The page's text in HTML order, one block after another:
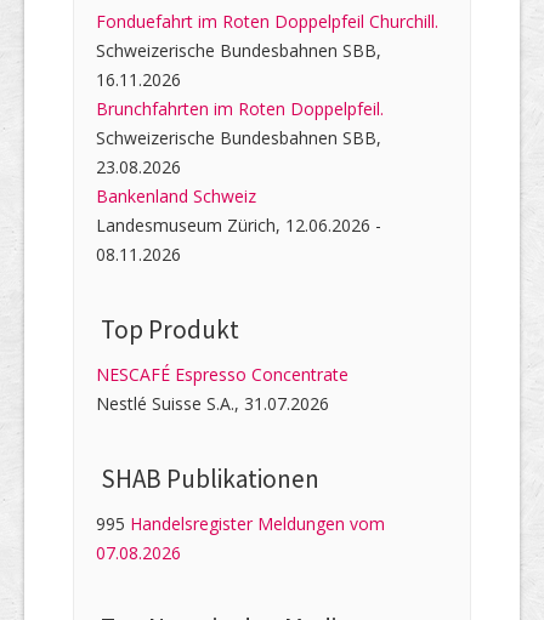
Fonduefahrt im Roten Doppelpfeil Churchill.
Schweizerische Bundesbahnen SBB,
16.11.2026
Brunchfahrten im Roten Doppelpfeil.
Schweizerische Bundesbahnen SBB,
23.08.2026
Bankenland Schweiz
Landesmuseum Zürich, 12.06.2026 -
08.11.2026
Top Produkt
NESCAFÉ Espresso Concentrate
Nestlé Suisse S.A., 31.07.2026
SHAB Publi­kati­onen
995 Handelsregister Meldungen vom
07.08.2026